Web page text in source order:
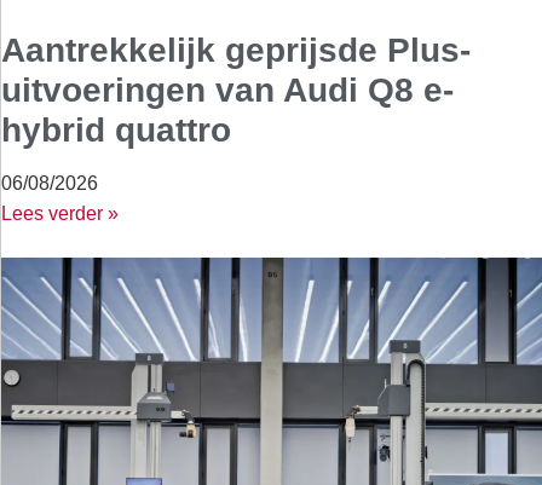
Aantrekkelijk geprijsde Plus-
uitvoeringen van Audi Q8 e-
hybrid quattro
06/08/2026
Lees verder »